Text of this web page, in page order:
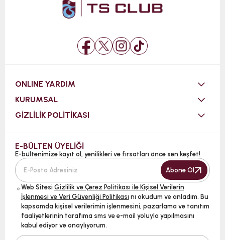
ONLINE YARDIM
KURUMSAL
GİZLİLİK POLİTİKASI
E-BÜLTEN ÜYELİĞİ
E-bültenimize kayıt ol, yenilikleri ve fırsatları önce sen keşfet!
Abone Ol
Web Sitesi Gizlilik ve Çerez Politikası ile Kişisel Verilerin
İşlenmesi ve Veri Güvenliği Politikası nı okudum ve anladım. Bu
kapsamda kişisel verilerimin işlenmesini, pazarlama ve tanıtım
faaliyetlerinin tarafıma sms ve e-mail yoluyla yapılmasını
kabul ediyor ve onaylıyorum.